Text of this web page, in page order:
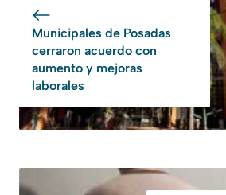
Municipales de Posadas
cerraron acuerdo con
aumento y mejoras
laborales